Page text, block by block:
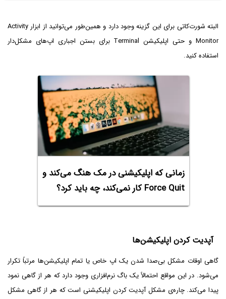
البته شورت‌کاتی برای این گزینه وجود دارد و همین‌طور می‌توانید از ابزار Activity
Monitor و حتی اپلیکیشن Terminal برای بستن اجباری اپ‌های مشکل‌دار
استفاده کنید.
زمانی که اپلیکیشنی در مک هنگ می‌کند و
Force Quit کار نمی‌کند، چه باید کرد؟
آپدیت کردن اپلیکیشن‌ها
گاهی اوقات مشکل بی‌صدا شدن یک اپ خاص یا تمام اپلیکیشن‌ها مرتباً تکرار
می‌شود. در این مواقع احتمالاً یک باگ نرم‌افزاری وجود دارد که هر از گاهی نمود
پیدا می‌کند. چاره‌ی مشکل آپدیت کردن اپلیکیشنی است که هر از گاهی مشکل